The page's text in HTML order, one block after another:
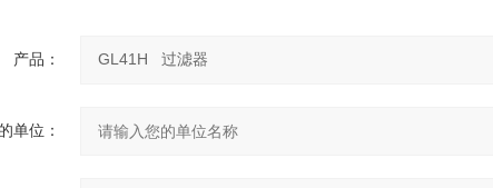
产品：
单位：